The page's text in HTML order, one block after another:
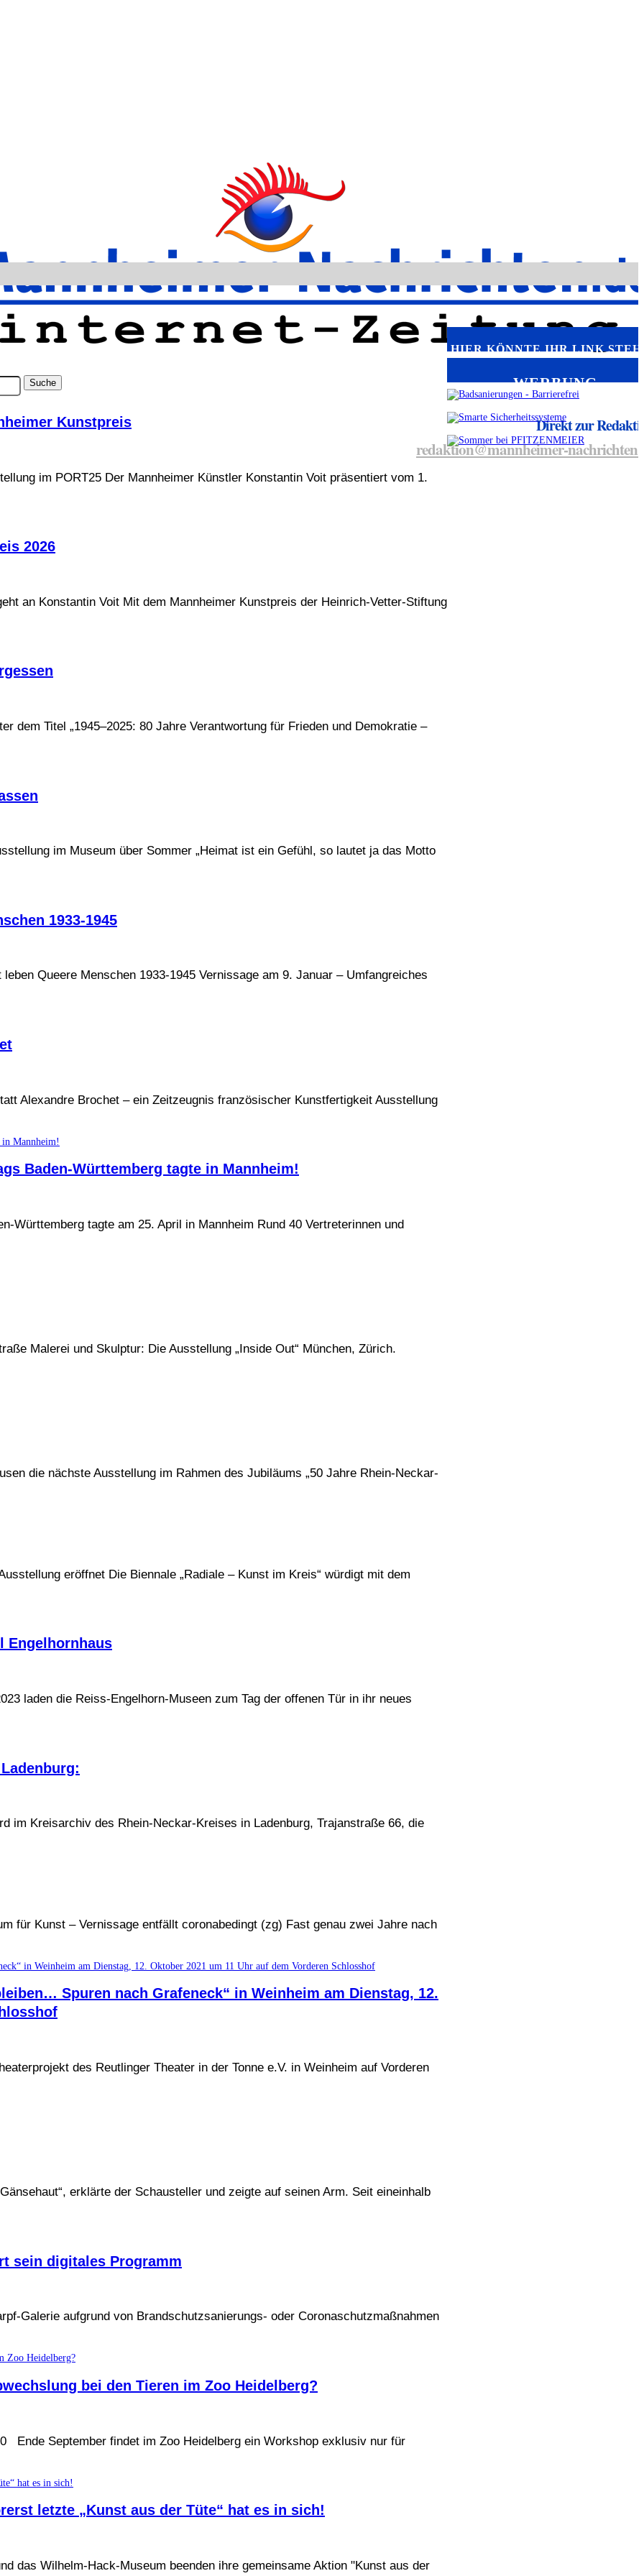
Direkt zur
redaktion@mannheimer-
Kunstpreis
im PORT25 Der Mannheimer Künstler Konstantin Voit präsentiert vom 1.
2026
an Konstantin Voit Mit dem Mannheimer Kunstpreis der Heinrich-Vetter-Stiftung
dem Titel „1945–2025: 80 Jahre Verantwortung für Frieden und Demokratie –
im Museum über Sommer „Heimat ist ein Gefühl, so lautet ja das Motto
1933-1945
Queere Menschen 1933-1945 Vernissage am 9. Januar – Umfangreiches
Alexandre Brochet – ein Zeitzeugnis französischer Kunstfertigkeit Ausstellung
Baden-Württemberg tagte in Mannheim!
Württemberg tagte am 25. April in Mannheim Rund 40 Vertreterinnen und
Malerei und Skulptur: Die Ausstellung „Inside Out“ München, Zürich.
die nächste Ausstellung im Rahmen des Jubiläums „50 Jahre Rhein-Neckar-
eröffnet Die Biennale „Radiale – Kunst im Kreis“ würdigt mit dem
Engelhornhaus
laden die Reiss-Engelhorn-Museen zum Tag der offenen Tür in ihr neues
im Kreisarchiv des Rhein-Neckar-Kreises in Ladenburg, Trajanstraße 66, die
für Kunst – Vernissage entfällt coronabedingt (zg) Fast genau zwei Jahre nach
Spuren nach Grafeneck“ in Weinheim am Dienstag, 12.
des Reutlinger Theater in der Tonne e.V. in Weinheim auf Vorderen
erklärte der Schausteller und zeigte auf seinen Arm. Seit eineinhalb
sein digitales Programm
Galerie aufgrund von Brandschutzsanierungs- oder Coronaschutzmaßnahmen
bei den Tieren im Zoo Heidelberg?
Ende September findet im Zoo Heidelberg ein Workshop exklusiv nur für
letzte „Kunst aus der Tüte“ hat es in sich!
das Wilhelm-Hack-Museum beenden ihre gemeinsame Aktion "Kunst aus der
HIER KÖNNTE IHR LINK
WERBUNG